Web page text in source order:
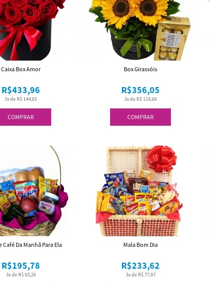
COMPRAR
3x de R$ 144,65
R$433,96
Caixa Box Amor
COMPRAR
3x de R$ 118,68
R$356,05
Box Girassóis
3x de R$ 65,26
R$195,78
Café Da Manhã Para Ela
3x de R$ 77,87
R$233,62
Mala Bom Dia